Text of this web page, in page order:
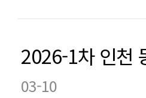
2026-1차 인천
03-10